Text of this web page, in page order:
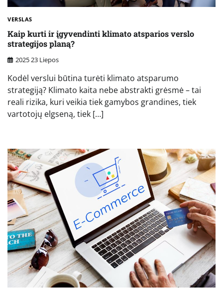
VERSLAS
Kaip kurti ir įgyvendinti klimato atsparios verslo
strategijos planą?
2025 23 Liepos
Kodėl verslui būtina turėti klimato atsparumo
strategiją? Klimato kaita nebe abstrakti grėsmė – tai
reali rizika, kuri veikia tiek gamybos grandines, tiek
vartotojų elgseną, tiek […]